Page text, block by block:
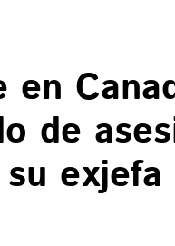
de
exjefa